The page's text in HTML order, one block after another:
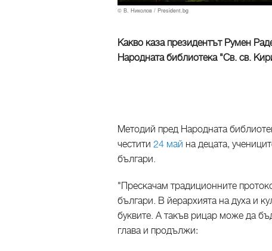
© В. Николов / President.bg
Какво каза президентът Румен
Народната библиотека "Св. св.
Методий пред Народната
честити 24 май на децата,
българи.
"Прескачам традиционните
българи. В йерархията на духа и
буквите. А такъв рицар може да
глава и продължи: